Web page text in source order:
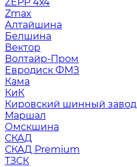
Zmax
Алтайшина
Белшина
Вектор
Волтайр-Пром
Евродиск ФМЗ
Кама
КиК
Кировский шинный завод
Маршал
Омскшина
СКАД
СКАД Premium
ТЗСК